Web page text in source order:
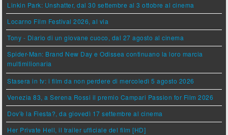
Linkin Park: Unshatter, dal 30 settembre al 3 ottobre al cinema
Locarno Film Festival 2026, al via
Tony - Diario di un giovane cuoco, dal 27 agosto al cinema
Spider-Man: Brand New Day e Odissea continuano la loro marcia
multimilionaria
Stasera in tv: i film da non perdere di mercoledì 5 agosto 2026
Venezia 83, a Serena Rossi il premio Campari Passion for Film 2026
Dov'è la Fiesta?, da giovedì 17 settembre al cinema
Her Private Hell, il trailer ufficiale del film [HD]